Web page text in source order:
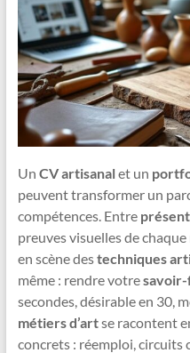
Un CV artisanalet un
peuvent transformer un
compétences. Entre
preuves visuelles de chaque
en scène destechniques
même : rendre votre
secondes, désirable en 30,
métiers d’artse racontent
concrets : réemploi, circuits